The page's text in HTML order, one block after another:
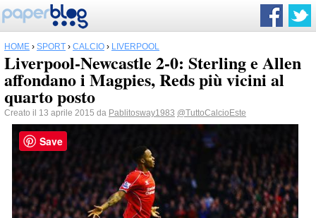
HOME › SPORT › CALCIO › LIVERPOOL
Liverpool-Newcastle 2-0: Sterling e Allen
affondano i Magpies, Reds più vicini al
quarto posto
Creato il 13 aprile 2015 da Pablitosway1983 @TuttoCalcioEste
Save